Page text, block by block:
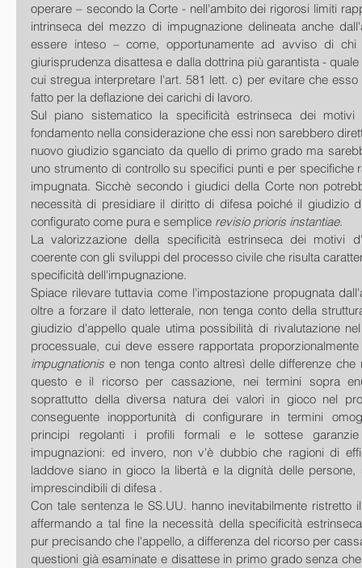
operare – secondo la Corte - nell'ambito dei rigorosi limiti
intrinseca del mezzo di impugnazione delineata anche
essere inteso – come, opportunamente ad avviso di chi
giurisprudenza disattesa e dalla dottrina più garantista -
cui stregua interpretare l'art. 581 lett. c) per evitare che
fatto per la deflazione dei carichi di lavoro.
Sul piano sistematico la specificità estrinseca dei motivi
fondamento nella considerazione che essi non sarebbero
nuovo giudizio sganciato da quello di primo grado ma
uno strumento di controllo su specifici punti e per specifiche
impugnata. Sicchè secondo i giudici della Corte non
necessità di presidiare il diritto di difesa poiché il giudizio
configurato come pura e semplice revisio prioris instantiae.
La valorizzazione della specificità estrinseca dei motivi
coerente con gli sviluppi del processo civile che risulta
specificità dell'impugnazione.
Spiace rilevare tuttavia come l'impostazione propugnata
oltre a forzare il dato letterale, non tenga conto della
giudizio d'appello quale utima possibilità di rivalutazione
processuale, cui deve essere rapportata
impugnationis e non tenga conto altresì delle differenze che
questo e il ricorso per cassazione, nei termini sopra
soprattutto della diversa natura dei valori in gioco nel
conseguente inopportunità di configurare in termini
principi regolanti i profili formali e le sottese
impugnazioni: ed invero, non v'è dubbio che ragioni di
laddove siano in gioco la libertà e la dignità delle persone,
imprescindibili di difesa .
Con tale sentenza le SS.UU. hanno inevitabilmente ristretto
affermando a tal fine la necessità della specificità
pur precisando che l'appello, a differenza del ricorso per
questioni già esaminate e disattese in primo grado senza